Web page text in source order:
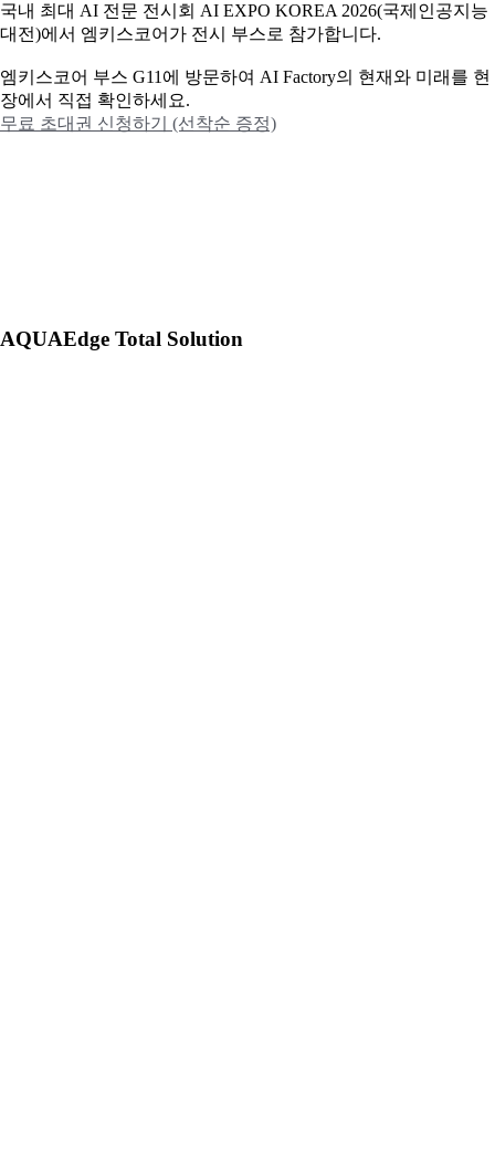
국내 최대 AI 전문 전시회 AI EXPO KOREA 2026(국제인공지능
대전)에서 엠키스코어가 전시 부스로 참가합니다.
엠키스코어 부스 G11에 방문하여 AI Factory의 현재와 미래를 현
장에서 직접 확인하세요.
무료 초대권 신청하기 (선착순 증정)
AQUAEdge Total Solution